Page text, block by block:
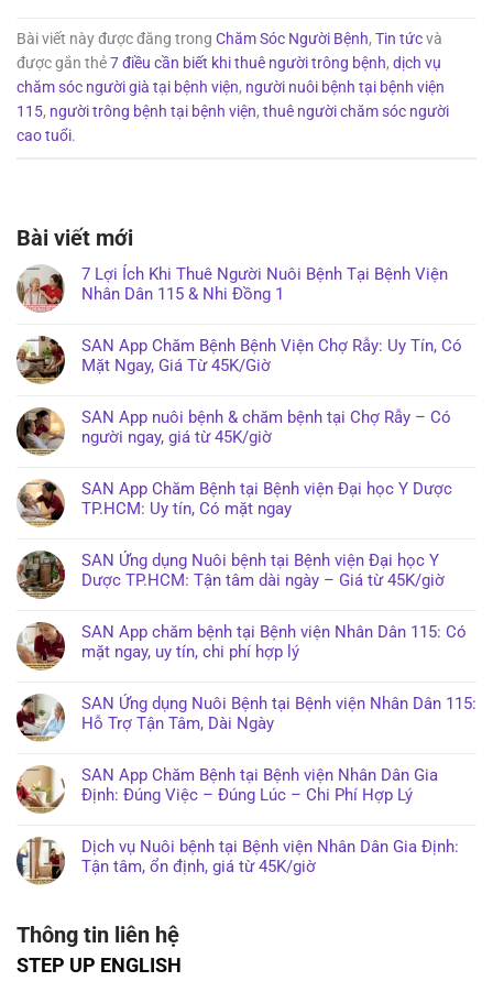
Bài viết này được đăng trong Chăm Sóc Người Bệnh, Tin tứcvà
được gắn thẻ7 điều cần biết khi thuê người trông bệnh, dịch vụ
chăm sóc người già tại bệnh viện, người nuôi bệnh tại bệnh viện
115, người trông bệnh tại bệnh viện, thuê người chăm sóc người
cao tuổi.
Bài viết mới
7 Lợi Ích Khi Thuê Người Nuôi Bệnh Tại Bệnh Viện
Nhân Dân 115 & Nhi Đồng 1
SAN App Chăm Bệnh Bệnh Viện Chợ Rẫy: Uy Tín, Có
Mặt Ngay, Giá Từ 45K/Giờ
SAN App nuôi bệnh & chăm bệnh tại Chợ Rẫy – Có
người ngay, giá từ 45K/giờ
SAN App Chăm Bệnh tại Bệnh viện Đại học Y Dược
TP.HCM: Uy tín, Có mặt ngay
SAN Ứng dụng Nuôi bệnh tại Bệnh viện Đại học Y
Dược TP.HCM: Tận tâm dài ngày – Giá từ 45K/giờ
SAN App chăm bệnh tại Bệnh viện Nhân Dân 115: Có
mặt ngay, uy tín, chi phí hợp lý
SAN Ứng dụng Nuôi Bệnh tại Bệnh viện Nhân Dân 115:
Hỗ Trợ Tận Tâm, Dài Ngày
SAN App Chăm Bệnh tại Bệnh viện Nhân Dân Gia
Định: Đúng Việc – Đúng Lúc – Chi Phí Hợp Lý
Dịch vụ Nuôi bệnh tại Bệnh viện Nhân Dân Gia Định:
Tận tâm, ổn định, giá từ 45K/giờ
Thông tin liên hệ
STEP UP ENGLISH